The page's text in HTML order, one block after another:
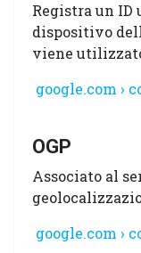
Registra un
dispositivo
viene
google.com ›
OGP
Associato al
google.com ›